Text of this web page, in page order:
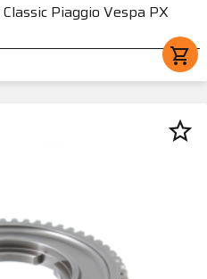
Piaggio Vespa PX
shopping_cart
star_border